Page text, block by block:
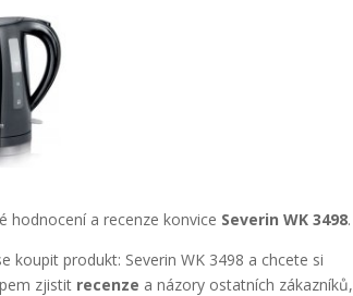
hodnocení a recenze konvice Severin WK 3498.
koupit produkt: Severin WK 3498 a chcete si
zjistit recenze a názory ostatních zákazníků,